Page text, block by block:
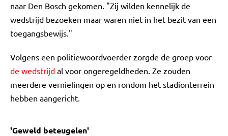
naar Den Bosch gekomen. "Zij wilden kennelijk de
wedstrijd bezoeken maar waren niet in het bezit van een
toegangsbewijs."
Volgens een politiewoordvoerder zorgde de groep voor
de wedstrijd al voor ongeregeldheden. Ze zouden
meerdere vernielingen op en rondom het stadionterrein
hebben aangericht.
'Geweld beteugelen'